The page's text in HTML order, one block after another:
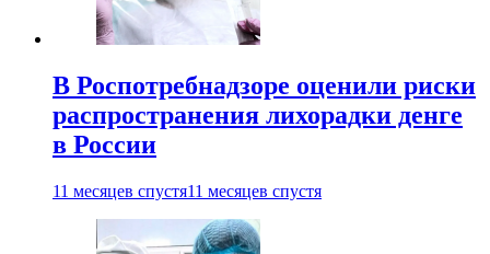
В Роспотребнадзоре оценили риски
распространения лихорадки денге
в России
11 месяцев спустя11 месяцев спустя